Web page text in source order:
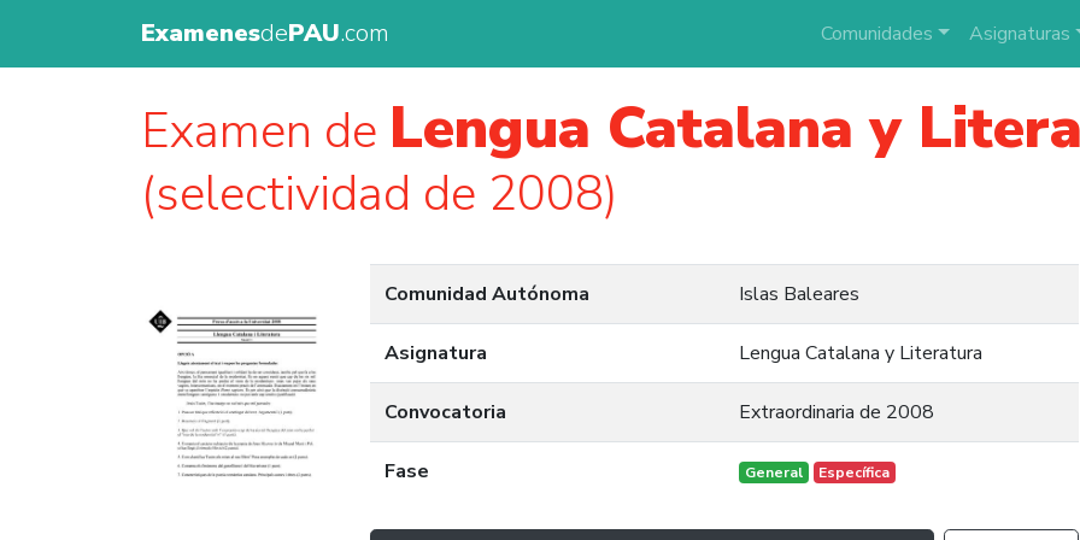
ExamenesdePAU.com Comunidades Asignaturas
Examen de Lengua Catalana y
(selectividad de 2008)
Comunidad Autónoma Islas Baleares
Asignatura Lengua Catalana y Literatura
Convocatoria Extraordinaria de 2008
Fase General Específica